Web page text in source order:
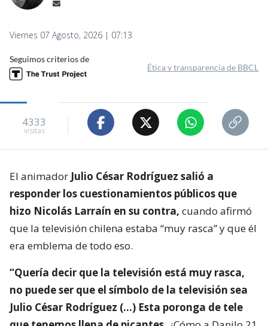
Viernes 07 Agosto, 2026 | 07:13
Seguimos criterios de
Ética y transparencia de BBCL
4333
visitas
El animador Julio César Rodríguez salió a
responder los cuestionamientos públicos que
hizo Nicolás Larraín en su contra, cuando afirmó
que la televisión chilena estaba “muy rasca” y que él
era emblema de todo eso.
“Quería decir que la televisión está muy rasca,
no puede ser que el símbolo de la televisión sea
Julio César Rodríguez (…) Esta poronga de tele